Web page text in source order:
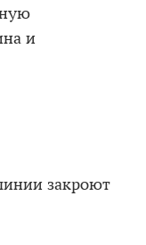
и
закроют